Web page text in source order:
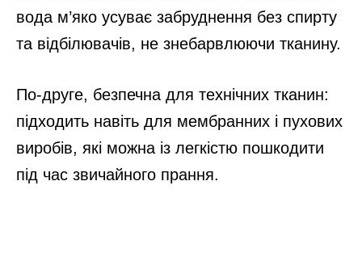
вода м’яко усуває забруднення без спирту
та відбілювачів, не знебарвлюючи тканину.
По-друге, безпечна для технічних тканин:
підходить навіть для мембранних і пухових
виробів, які можна із легкістю пошкодити
під час звичайного прання.